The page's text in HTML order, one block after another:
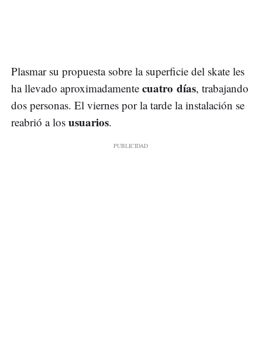
Plasmar su propuesta sobre la superficie del skate les
ha llevado aproximadamente cuatro días, trabajando
dos personas. El viernes por la tarde la instalación se
reabrió a los usuarios.